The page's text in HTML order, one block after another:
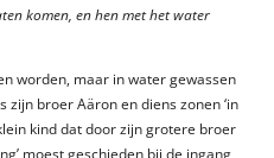
komen, en hen met het water
worden, maar in water gewassen
broer Aäron en diens zonen ‘in
kind dat door zijn grotere broer
moest geschieden bij de ingang